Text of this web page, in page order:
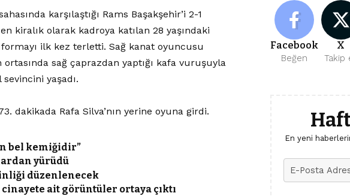
karşılaştığı Rams Başakşehir’i 2-1
kiralık olarak kadroya katılan 28 yaşındaki
ilk kez terletti. Sağ kanat oyuncusu
ortasında sağ çaprazdan yaptığı kafa vuruşuyla
yaşadı.
dakikada Rafa Silva’nın yerine oyuna girdi.
bel kemiğidir”
yürüdü
düzenlenecek
ait görüntüler ortaya çıktı
Facebook
Beğen
X
Takip
En yeni